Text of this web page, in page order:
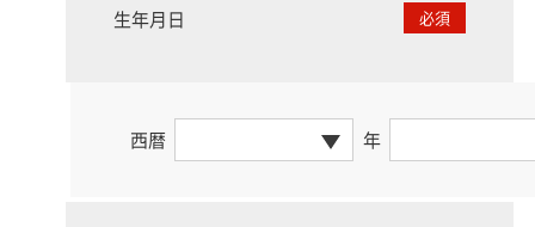
生年月日 必須
西暦 年